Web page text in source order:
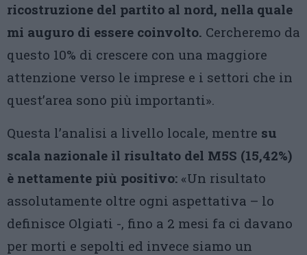
ricostruzione del partito al nord, nella quale
mi auguro di essere coinvolto. Cercheremo da
questo 10% di crescere con una maggiore
attenzione verso le imprese e i settori che in
quest’area sono più importanti».
Questa l’analisi a livello locale, mentre su
scala nazionale il risultato del M5S (15,42%)
è nettamente più positivo: «Un risultato
assolutamente oltre ogni aspettativa – lo
definisce Olgiati -, fino a 2 mesi fa ci davano
per morti e sepolti ed invece siamo un